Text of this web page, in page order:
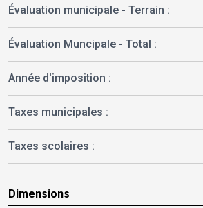
Évaluation municipale - Terrain :
Évaluation Muncipale - Total :
Année d'imposition :
Taxes municipales :
Taxes scolaires :
Dimensions